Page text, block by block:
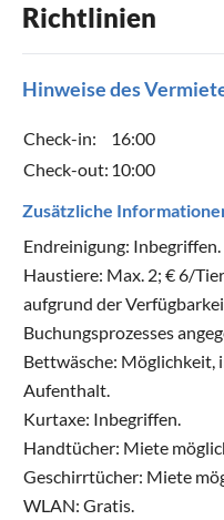
Richtlinien
Hinweise des
Check-in:
16:00
Check-out: 10:00
Zusätzliche
Endreinigung: Inbegriffen.
Haustiere: Max. 2; € 6/
aufgrund der
Buchungsprozesses
Bettwäsche: Möglichkeit,
Aufenthalt.
Kurtaxe: Inbegriffen.
Handtücher: Miete
Geschirrtücher: Miete
WLAN: Gratis.